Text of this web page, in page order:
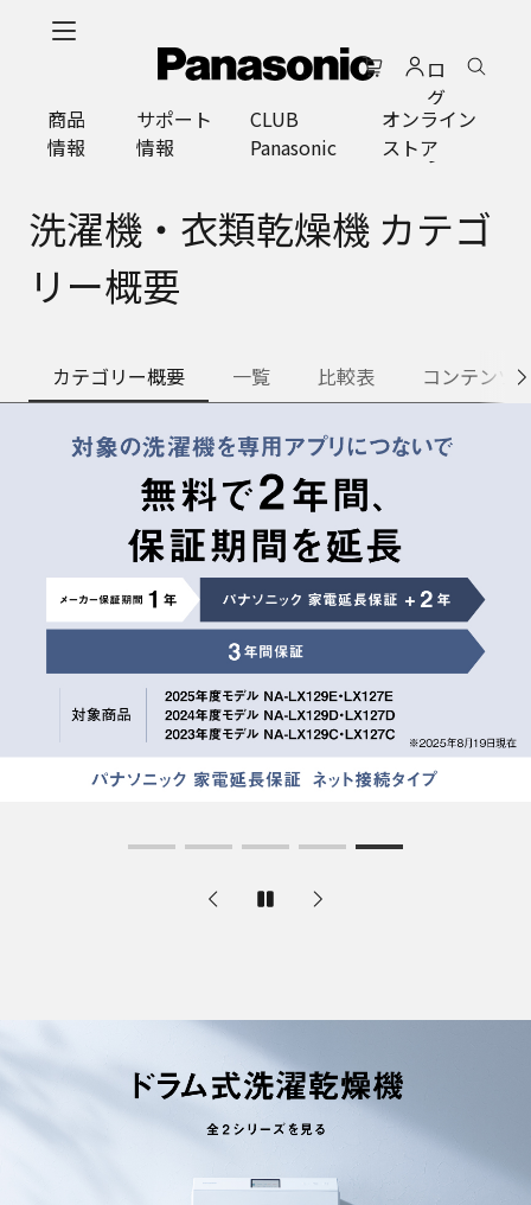
ロ
グ
イ
ン
商品
情報
サポート
情報
CLUB
Panasonic
オンライン
ストア
洗濯機・衣類乾燥機 カテゴ
リー概要
カテゴリー概要 一覧 比較表 コンテンツ